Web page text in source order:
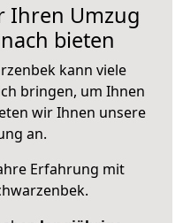
Ihren Umzug
bieten
kann viele
bringen, um Ihnen
wir Ihnen unsere
an.
Erfahrung mit
.